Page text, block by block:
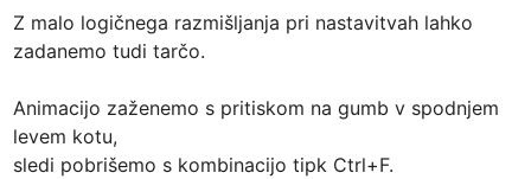
Z malo logičnega razmišljanja pri nastavitvah lahko
zadanemo tudi tarčo.
Animacijo zaženemo s pritiskom na gumb v spodnjem
levem kotu,
sledi pobrišemo s kombinacijo tipk Ctrl+F.